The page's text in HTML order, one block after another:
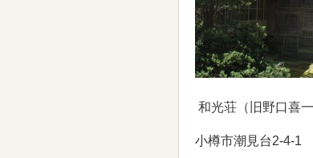
和光荘（旧野口喜一
小樽市潮見台2-4-